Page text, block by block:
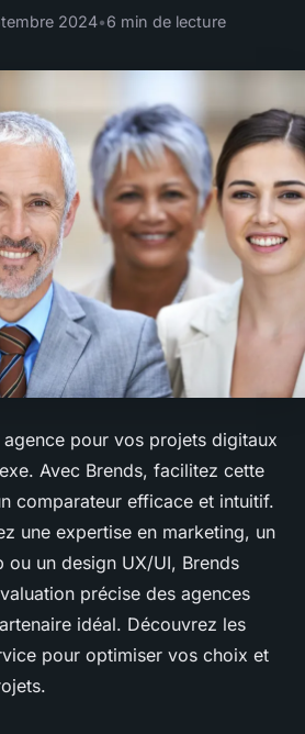
2024•6 min de lecture
pour vos projets digitaux
Avec Brends, facilitez cette
comparateur efficace et intuitif.
une expertise en marketing, un
ou un design UX/UI, Brends
précise des agences
idéal. Découvrez les
pour optimiser vos choix et